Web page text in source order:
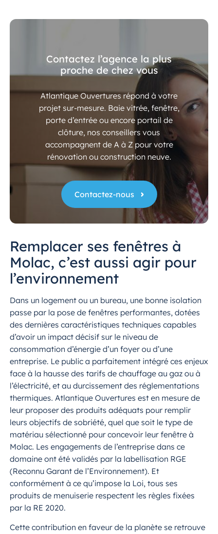
Contactez l’agence la plus
proche de chez vous
Atlantique Ouvertures répond à votre
projet sur-mesure. Baie vitrée, fenêtre,
porte d’entrée ou encore portail de
clôture, nos conseillers vous
accompagnent de A à Z pour votre
rénovation ou construction neuve.
Contactez-nous
Remplacer ses fenêtres à
Molac, c’est aussi agir pour
l’environnement
Dans un logement ou un bureau, une bonne isolation
passe par la pose de fenêtres performantes, dotées
des dernières caractéristiques techniques capables
d’avoir un impact décisif sur le niveau de
consommation d’énergie d’un foyer ou d’une
entreprise. Le public a parfaitement intégré ces enjeux
face à la hausse des tarifs de chauffage au gaz ou à
l’électricité, et au durcissement des réglementations
thermiques. Atlantique Ouvertures est en mesure de
leur proposer des produits adéquats pour remplir
leurs objectifs de sobriété, quel que soit le type de
matériau sélectionné pour concevoir leur fenêtre à
Molac. Les engagements de l’entreprise dans ce
domaine ont été validés par la labellisation RGE
(Reconnu Garant de l’Environnement). Et
conformément à ce qu’impose la Loi, tous ses
produits de menuiserie respectent les règles fixées
par la RE 2020.
Cette contribution en faveur de la planète se retrouve